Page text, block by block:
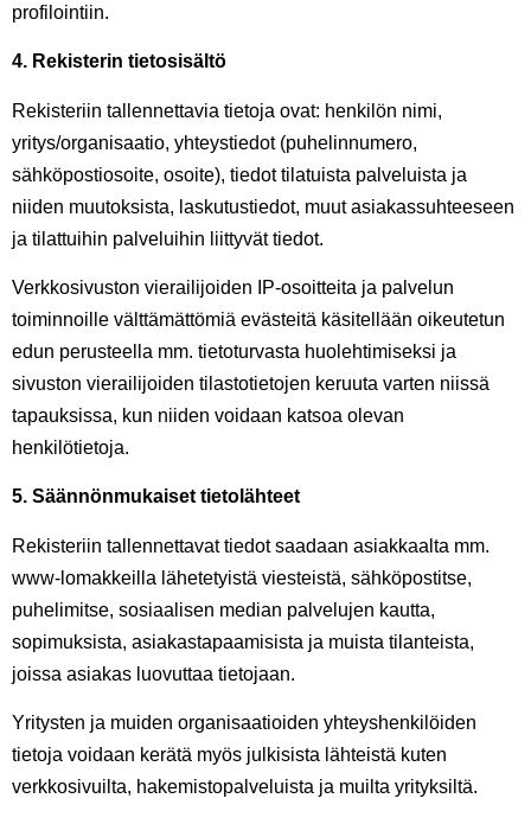
profilointiin.
4. Rekisterin tietosisältö
Rekisteriin tallennettavia tietoja ovat: henkilön nimi,
yritys/organisaatio, yhteystiedot (puhelinnumero,
sähköpostiosoite, osoite), tiedot tilatuista palveluista ja
niiden muutoksista, laskutustiedot, muut asiakassuhteeseen
ja tilattuihin palveluihin liittyvät tiedot.
Verkkosivuston vierailijoiden IP-osoitteita ja palvelun
toiminnoille välttämättömiä evästeitä käsitellään oikeutetun
edun perusteella mm. tietoturvasta huolehtimiseksi ja
sivuston vierailijoiden tilastotietojen keruuta varten niissä
tapauksissa, kun niiden voidaan katsoa olevan
henkilötietoja.
5. Säännönmukaiset tietolähteet
Rekisteriin tallennettavat tiedot saadaan asiakkaalta mm.
www-lomakkeilla lähetetyistä viesteistä, sähköpostitse,
puhelimitse, sosiaalisen median palvelujen kautta,
sopimuksista, asiakastapaamisista ja muista tilanteista,
joissa asiakas luovuttaa tietojaan.
Yritysten ja muiden organisaatioiden yhteyshenkilöiden
tietoja voidaan kerätä myös julkisista lähteistä kuten
verkkosivuilta, hakemistopalveluista ja muilta yrityksiltä.